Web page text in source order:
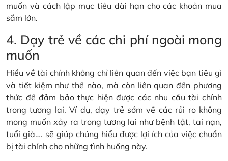
muốn và cách lập mục tiêu dài hạn cho các khoản mua
sắm lớn.
4. Dạy trẻ về các chi phí ngoài mong
muốn
Hiểu về tài chính không chỉ liên quan đến việc bạn tiêu gì
và tiết kiệm như thế nào, mà còn liên quan đến phương
thức để đảm bảo thực hiện được các nhu cầu tài chính
trong tương lai. Ví dụ, dạy trẻ sớm về các rủi ro không
mong muốn xảy ra trong tương lai như bệnh tật, tai nạn,
tuổi già…. sẽ giúp chúng hiểu được lợi ích của việc chuẩn
bị tài chính cho những tình huống này.